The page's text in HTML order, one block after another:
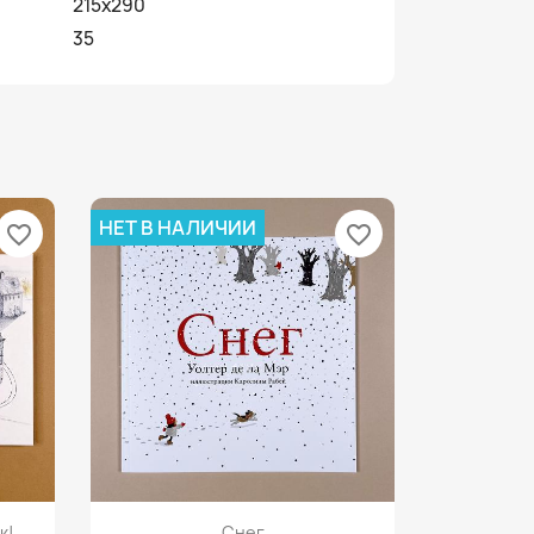
215х290
35
favorite_border
Просмотр
НЕТ В НАЛИЧИИ favorite_border